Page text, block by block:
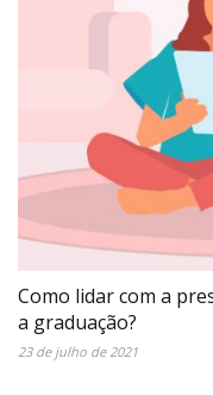
Como lidar com a
a graduação?
23 de julho de 2021